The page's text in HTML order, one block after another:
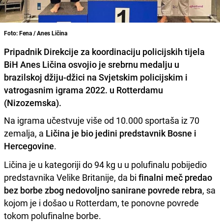
Foto: Fena / Anes Ličina
Pripadnik Direkcije za koordinaciju policijskih tijela
BiH Anes Ličina osvojio je srebrnu medalju u
brazilskoj džiju-džici na Svjetskim policijskim i
vatrogasnim igrama 2022. u Rotterdamu
(Nizozemska).
Na igrama učestvuje više od 10.000 sportaša iz 70
zemalja, a Ličina je bio jedini predstavnik Bosne i
Hercegovine.
Ličina je u kategoriji do 94 kg u u polufinalu pobijedio
predstavnika Velike Britanije, da bi finalni meč predao
bez borbe zbog nedovoljno sanirane povrede rebra, sa
kojom je i došao u Rotterdam, te ponovne povrede
tokom polufinalne borbe.